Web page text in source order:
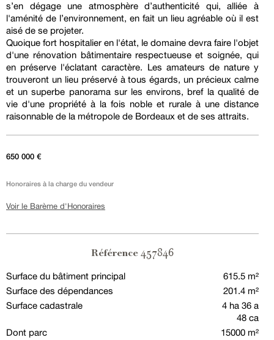
s’en dégage une atmosphère d’authenticité qui, alliée à
l'aménité de l’environnement, en fait un lieu agréable où il est
aisé de se projeter.
Quoique fort hospitalier en l'état, le domaine devra faire l'objet
d'une rénovation bâtimentaire respectueuse et soignée, qui
en préserve l'éclatant caractère. Les amateurs de nature y
trouveront un lieu préservé à tous égards, un précieux calme
et un superbe panorama sur les environs, bref la qualité de
vie d'une propriété à la fois noble et rurale à une distance
raisonnable de la métropole de Bordeaux et de ses attraits.
650 000 €
Honoraires à la charge du vendeur
Voir le Barème d'Honoraires
Référence 457846
Surface du bâtiment principal
615.5 m²
Surface des dépendances
201.4 m²
Surface cadastrale
4 ha 36 a
48 ca
Dont parc
15000 m²